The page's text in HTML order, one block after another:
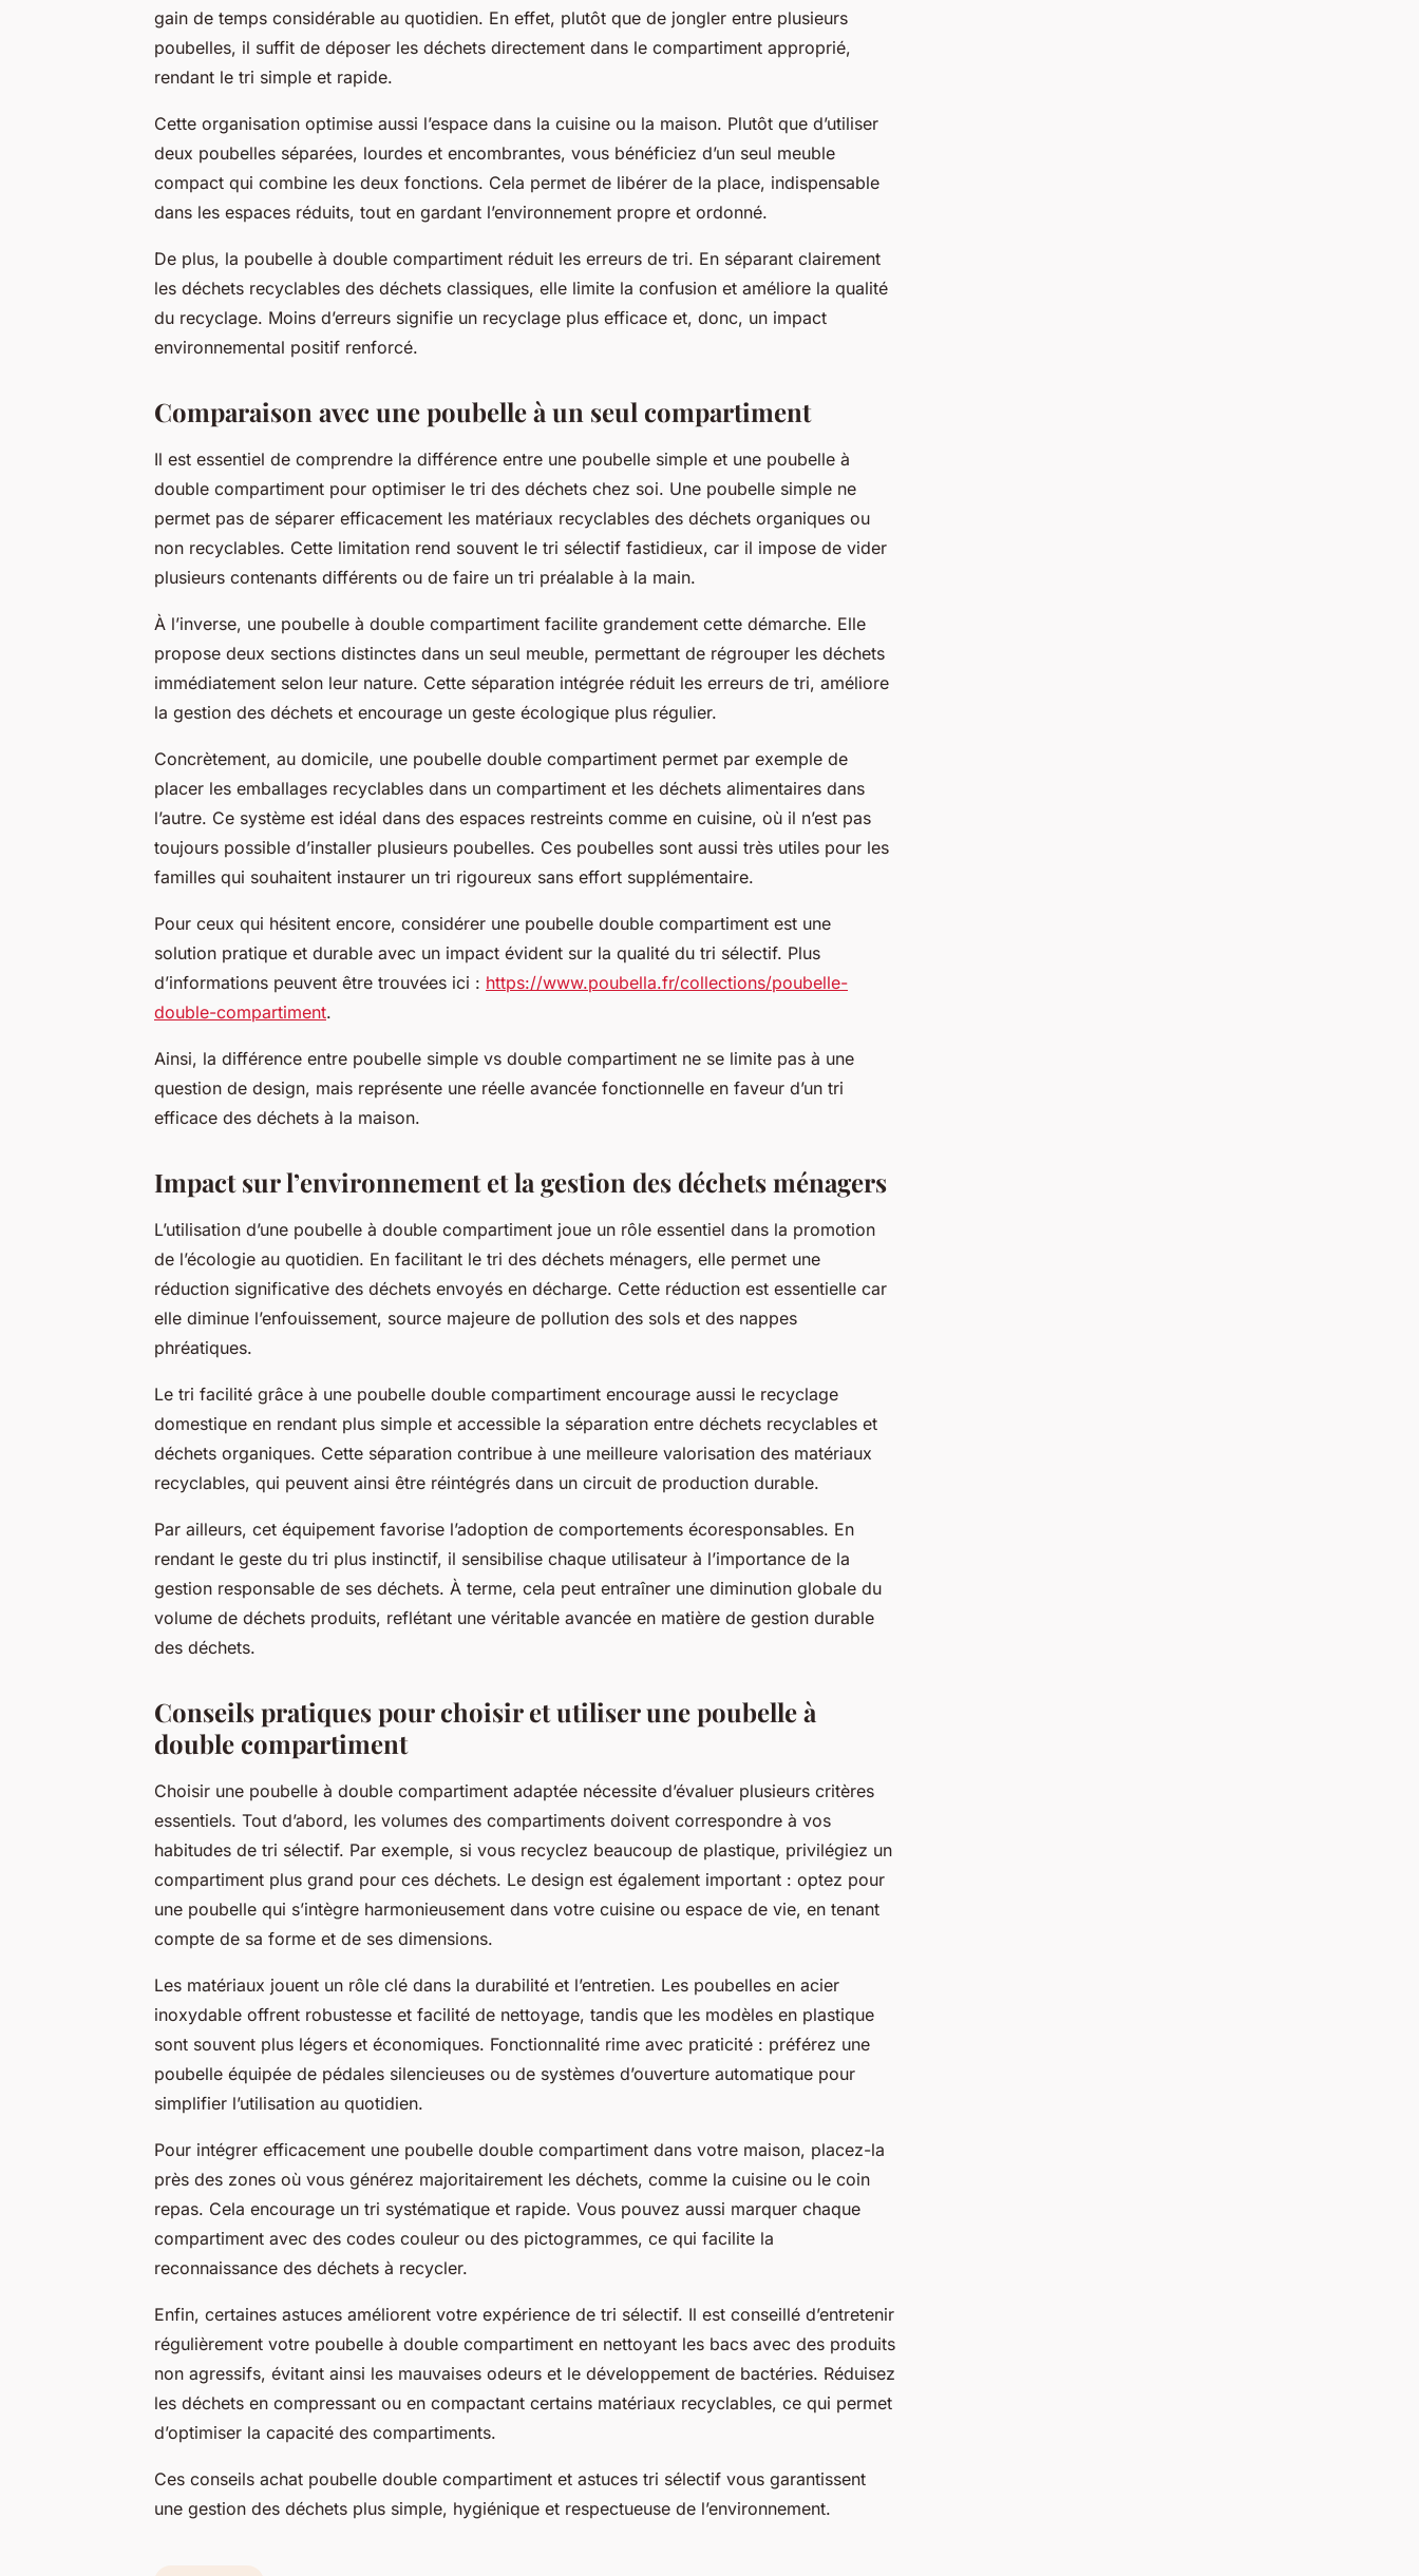
gain de temps considérable au quotidien. En effet, plutôt que de jongler entre plusieurs
poubelles, il suffit de déposer les déchets directement dans le compartiment approprié,
rendant le tri simple et rapide.
Cette organisation optimise aussi l’espace dans la cuisine ou la maison. Plutôt que d’utiliser
deux poubelles séparées, lourdes et encombrantes, vous bénéficiez d’un seul meuble
compact qui combine les deux fonctions. Cela permet de libérer de la place, indispensable
dans les espaces réduits, tout en gardant l’environnement propre et ordonné.
De plus, la poubelle à double compartiment réduit les erreurs de tri. En séparant clairement
les déchets recyclables des déchets classiques, elle limite la confusion et améliore la qualité
du recyclage. Moins d’erreurs signifie un recyclage plus efficace et, donc, un impact
environnemental positif renforcé.
Comparaison avec une poubelle à un seul compartiment
Il est essentiel de comprendre la différence entre une poubelle simple et une poubelle à
double compartiment pour optimiser le tri des déchets chez soi. Une poubelle simple ne
permet pas de séparer efficacement les matériaux recyclables des déchets organiques ou
non recyclables. Cette limitation rend souvent le tri sélectif fastidieux, car il impose de vider
plusieurs contenants différents ou de faire un tri préalable à la main.
À l’inverse, une poubelle à double compartiment facilite grandement cette démarche. Elle
propose deux sections distinctes dans un seul meuble, permettant de régrouper les déchets
immédiatement selon leur nature. Cette séparation intégrée réduit les erreurs de tri, améliore
la gestion des déchets et encourage un geste écologique plus régulier.
Concrètement, au domicile, une poubelle double compartiment permet par exemple de
placer les emballages recyclables dans un compartiment et les déchets alimentaires dans
l’autre. Ce système est idéal dans des espaces restreints comme en cuisine, où il n’est pas
toujours possible d’installer plusieurs poubelles. Ces poubelles sont aussi très utiles pour les
familles qui souhaitent instaurer un tri rigoureux sans effort supplémentaire.
Pour ceux qui hésitent encore, considérer une poubelle double compartiment est une
solution pratique et durable avec un impact évident sur la qualité du tri sélectif. Plus
d’informations peuvent être trouvées ici : https://www.poubella.fr/collections/poubelle-
double-compartiment.
Ainsi, la différence entre poubelle simple vs double compartiment ne se limite pas à une
question de design, mais représente une réelle avancée fonctionnelle en faveur d’un tri
efficace des déchets à la maison.
Impact sur l’environnement et la gestion des déchets ménagers
L’utilisation d’une poubelle à double compartiment joue un rôle essentiel dans la promotion
de l’écologie au quotidien. En facilitant le tri des déchets ménagers, elle permet une
réduction significative des déchets envoyés en décharge. Cette réduction est essentielle car
elle diminue l’enfouissement, source majeure de pollution des sols et des nappes
phréatiques.
Le tri facilité grâce à une poubelle double compartiment encourage aussi le recyclage
domestique en rendant plus simple et accessible la séparation entre déchets recyclables et
déchets organiques. Cette séparation contribue à une meilleure valorisation des matériaux
recyclables, qui peuvent ainsi être réintégrés dans un circuit de production durable.
Par ailleurs, cet équipement favorise l’adoption de comportements écoresponsables. En
rendant le geste du tri plus instinctif, il sensibilise chaque utilisateur à l’importance de la
gestion responsable de ses déchets. À terme, cela peut entraîner une diminution globale du
volume de déchets produits, reflétant une véritable avancée en matière de gestion durable
des déchets.
Conseils pratiques pour choisir et utiliser une poubelle à
double compartiment
Choisir une poubelle à double compartiment adaptée nécessite d’évaluer plusieurs critères
essentiels. Tout d’abord, les volumes des compartiments doivent correspondre à vos
habitudes de tri sélectif. Par exemple, si vous recyclez beaucoup de plastique, privilégiez un
compartiment plus grand pour ces déchets. Le design est également important : optez pour
une poubelle qui s’intègre harmonieusement dans votre cuisine ou espace de vie, en tenant
compte de sa forme et de ses dimensions.
Les matériaux jouent un rôle clé dans la durabilité et l’entretien. Les poubelles en acier
inoxydable offrent robustesse et facilité de nettoyage, tandis que les modèles en plastique
sont souvent plus légers et économiques. Fonctionnalité rime avec praticité : préférez une
poubelle équipée de pédales silencieuses ou de systèmes d’ouverture automatique pour
simplifier l’utilisation au quotidien.
Pour intégrer efficacement une poubelle double compartiment dans votre maison, placez-la
près des zones où vous générez majoritairement les déchets, comme la cuisine ou le coin
repas. Cela encourage un tri systématique et rapide. Vous pouvez aussi marquer chaque
compartiment avec des codes couleur ou des pictogrammes, ce qui facilite la
reconnaissance des déchets à recycler.
Enfin, certaines astuces améliorent votre expérience de tri sélectif. Il est conseillé d’entretenir
régulièrement votre poubelle à double compartiment en nettoyant les bacs avec des produits
non agressifs, évitant ainsi les mauvaises odeurs et le développement de bactéries. Réduisez
les déchets en compressant ou en compactant certains matériaux recyclables, ce qui permet
d’optimiser la capacité des compartiments.
Ces conseils achat poubelle double compartiment et astuces tri sélectif vous garantissent
une gestion des déchets plus simple, hygiénique et respectueuse de l’environnement.